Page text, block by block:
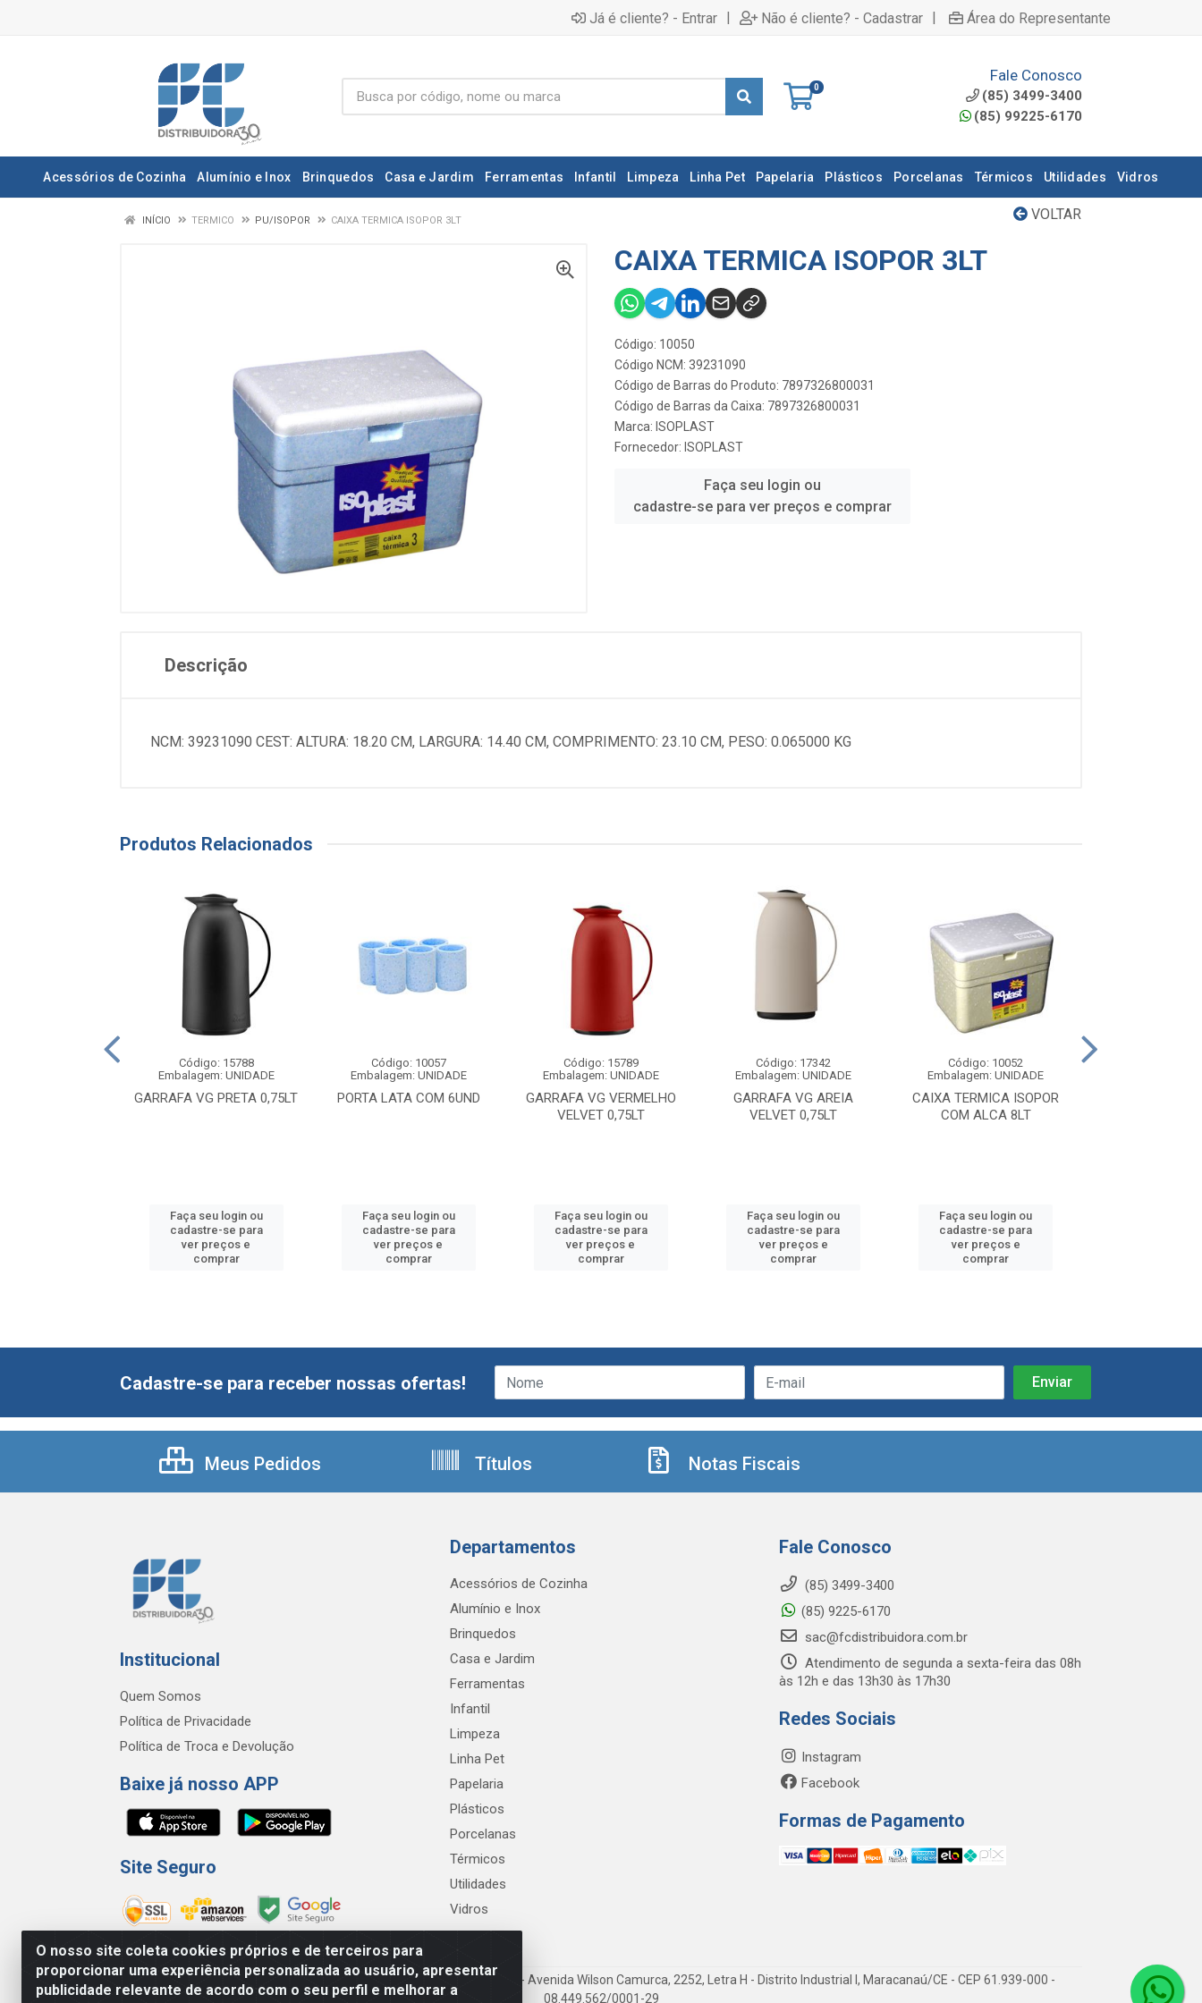
Já é cliente? - Entrar | Não é cliente? - Cadastrar | Área do Representante
0
Fale Conosco
(85) 3499-3400
(85) 99225-6170
Acessórios de Cozinha Alumínio e Inox Brinquedos Casa e Jardim Ferramentas Infantil Limpeza Linha Pet Papelaria Plásticos Porcelanas Térmicos Utilidades Vidros
VOLTAR
INÍCIO TERMICO PU/ISOPOR CAIXA TERMICA ISOPOR 3LT
CAIXA TERMICA ISOPOR 3LT
Código: 10050
Código NCM: 39231090
Código de Barras do Produto: 7897326800031
Código de Barras da Caixa: 7897326800031
Marca: ISOPLAST
Fornecedor: ISOPLAST
Faça seu login ou
cadastre-se para ver preços e comprar
Descrição
NCM: 39231090 CEST: ALTURA: 18.20 CM, LARGURA: 14.40 CM, COMPRIMENTO: 23.10 CM, PESO: 0.065000 KG
Produtos Relacionados
GARRAFA VG PRETA 0,75LT
Código: 15788
Embalagem: UNIDADE
Faça seu login ou
cadastre-se para
ver preços e
comprar
PORTA LATA COM 6UND
Código: 10057
Embalagem: UNIDADE
Faça seu login ou
cadastre-se para
ver preços e
comprar
GARRAFA VG VERMELHO
VELVET 0,75LT
Código: 15789
Embalagem: UNIDADE
Faça seu login ou
cadastre-se para
ver preços e
comprar
GARRAFA VG AREIA
VELVET 0,75LT
Código: 17342
Embalagem: UNIDADE
Faça seu login ou
cadastre-se para
ver preços e
comprar
CAIXA TERMICA ISOPOR
COM ALCA 8LT
Código: 10052
Embalagem: UNIDADE
Faça seu login ou
cadastre-se para
ver preços e
comprar
O nosso site coleta cookies próprios e de terceiros para
proporcionar uma experiência personalizada ao usuário, apresentar
publicidade relevante de acordo com o seu perfil e melhorar a
Cadastre-se para receber nossas ofertas!
Meus Pedidos Títulos Notas Fiscais
Institucional
Quem Somos
Política de Privacidade
Política de Troca e Devolução
Baixe já nosso APP
Site Seguro
Departamentos
Acessórios de Cozinha
Alumínio e Inox
Brinquedos
Casa e Jardim
Ferramentas
Infantil
Limpeza
Linha Pet
Papelaria
Plásticos
Porcelanas
Térmicos
Utilidades
Vidros
Fale Conosco
(85) 3499-3400
(85) 9225-6170
sac@fcdistribuidora.com.br
Atendimento de segunda a sexta-feira das 08h
às 12h e das 13h30 às 17h30
Redes Sociais
Instagram
Facebook
Formas de Pagamento
FC Distribuidora de Produtos Domésticos, Higiene e Limpeza LTDA - Avenida Wilson Camurca, 2252, Letra H - Distrito Industrial I, Maracanaú/CE - CEP 61.939-000 -
08.449.562/0001-29